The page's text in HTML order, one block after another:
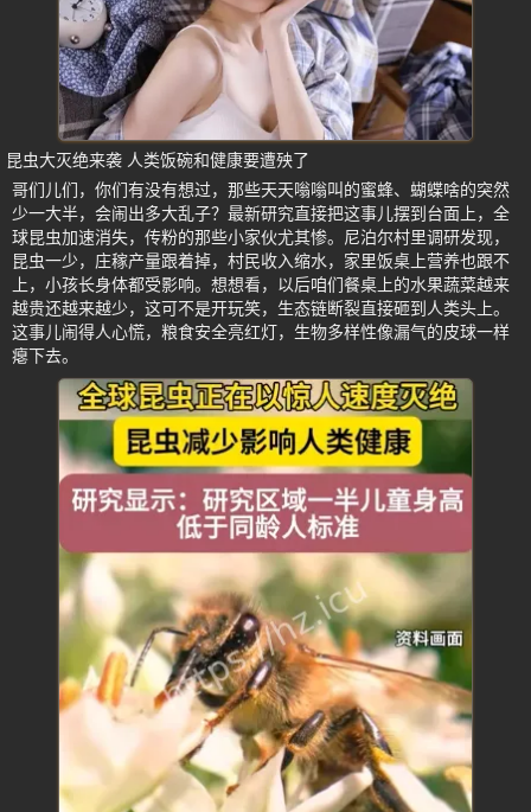
昆虫大灭绝来袭 人类饭碗和健康要遭殃了
哥们儿们，你们有没有想过，那些天天嗡嗡叫的蜜蜂、蝴蝶啥的突然
少一大半，会闹出多大乱子？最新研究直接把这事儿摆到台面上，全
球昆虫加速消失，传粉的那些小家伙尤其惨。尼泊尔村里调研发现，
昆虫一少，庄稼产量跟着掉，村民收入缩水，家里饭桌上营养也跟不
上，小孩长身体都受影响。想想看，以后咱们餐桌上的水果蔬菜越来
越贵还越来越少，这可不是开玩笑，生态链断裂直接砸到人类头上。
这事儿闹得人心慌，粮食安全亮红灯，生物多样性像漏气的皮球一样
瘪下去。